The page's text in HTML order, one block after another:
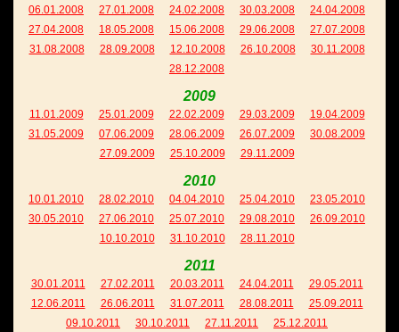
06.01.2008 27.01.2008 24.02.2008 30.03.2008
24.04.2008
27.04.2008
18.05.2008 15.06.2008 29.06.2008
27.07.2008
31.08.2008
28.09.2008 12.10.2008 26.10.2008
30.11.2008
28.12.2008
2009
11.01.2009 25.01.2009 22.02.2009 29.03.2009
19.04.2009
31.05.2009
07.06.2009 28.06.2009 26.07.2009
30.08.2009
27.09.2009
25.10.2009 29.11.2009
2010
10.01.2010 28.02.2010 04.04.2010 25.04.2010
23.05.2010
30.05.2010
27.06.2010 25.07.2010 29.08.2010
26.09.2010
10.10.2010
31.10.2010 28.11.2010
2011
30.01.2011 27.02.2011 20.03.2011 24.04.2011
29.05.2011
12.06.2011
26.06.2011 31.07.2011 28.08.2011
25.09.2011
09.10.2011
30.10.2011 27.11.2011 25.12.2011